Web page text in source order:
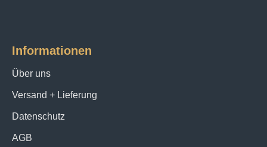
Informationen
Über uns
Versand + Lieferung
Datenschutz
AGB